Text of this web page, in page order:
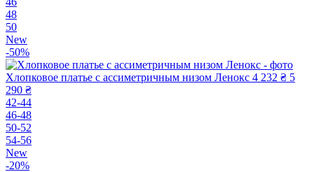
48
50
New
-50%
Хлопковое платье с ассиметричным низом Ленокс 4 232 ₴ 5
290 ₴
42-44
46-48
50-52
54-56
New
-20%